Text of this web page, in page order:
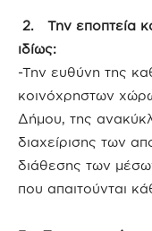
2. Την εποπτεία
ιδίως:
-Την ευθύνη της
κοινόχρηστων
Δήμου, της
διαχείρισης των
διάθεσης των
που απαιτούνται